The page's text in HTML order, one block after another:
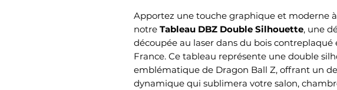
Apportez une touche graphique et moderne
notre Tableau DBZ Double Silhouette, une
découpée au laser dans du bois contreplaqué
France. Ce tableau représente une double
emblématique de Dragon Ball Z, offrant un
dynamique qui sublimera votre salon,